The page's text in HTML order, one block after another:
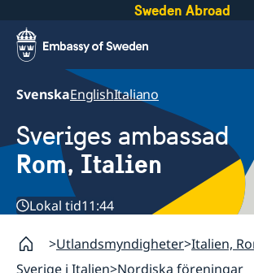
Sweden Abroad
SvenskaEnglishItaliano
Sveriges ambassad
Rom, Italien
Lokal tid11:44
Utlandsmyndigheter Italien,
Sverige i Italien Nordiska föreningar